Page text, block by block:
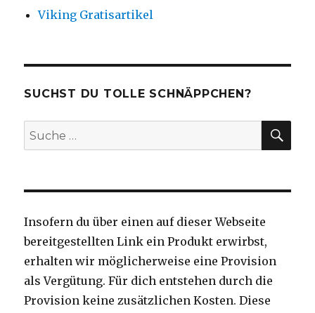
Viking Gratisartikel
SUCHST DU TOLLE SCHNÄPPCHEN?
Suche
nach:
Insofern du über einen auf dieser Webseite
bereitgestellten Link ein Produkt erwirbst,
erhalten wir möglicherweise eine Provision
als Vergütung. Für dich entstehen durch die
Provision keine zusätzlichen Kosten. Diese